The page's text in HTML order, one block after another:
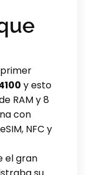
y esto
RAM y 8
con
NFC y
el gran